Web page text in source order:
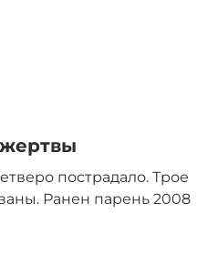
пострадало. Трое
Ранен парень 2008